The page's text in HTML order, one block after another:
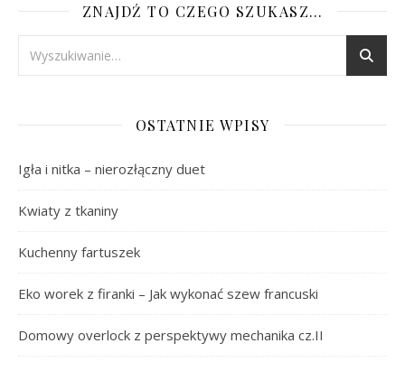
ZNAJDŹ TO CZEGO SZUKASZ…
OSTATNIE WPISY
Igła i nitka – nierozłączny duet
Kwiaty z tkaniny
Kuchenny fartuszek
Eko worek z firanki – Jak wykonać szew francuski
Domowy overlock z perspektywy mechanika cz.II